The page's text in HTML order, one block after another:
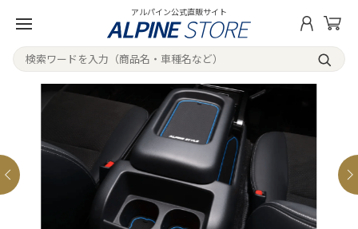
アルパイン公式直販サイト